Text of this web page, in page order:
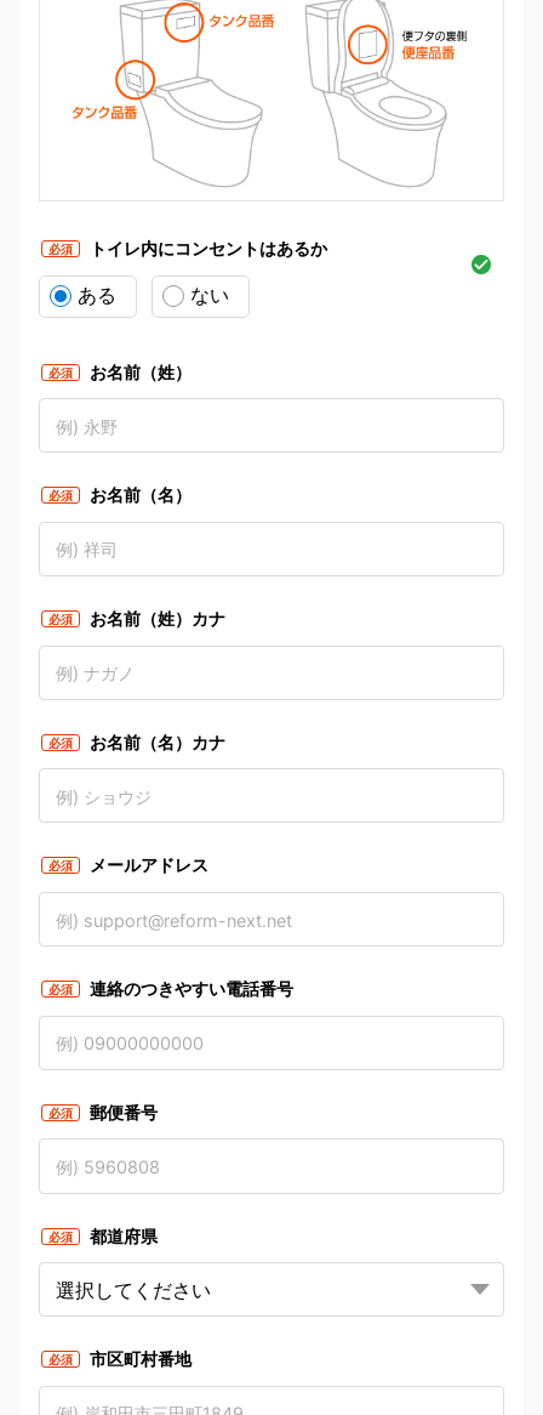
必須 トイレ内にコンセントはあるか
ある ない
必須 お名前（姓）
必須 お名前（名）
必須 お名前（姓）カナ
必須 お名前（名）カナ
必須 メールアドレス
必須 連絡のつきやすい電話番号
必須 郵便番号
必須 都道府県
必須 市区町村番地